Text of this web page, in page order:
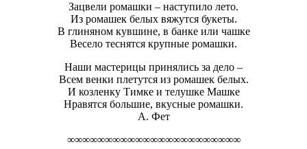
Зацвели ромашки – наступило лето.
Из ромашек белых вяжутся букеты.
В глиняном кувшине, в банке или чашке
Весело теснятся крупные ромашки.
Наши мастерицы принялись за дело –
Всем венки плетутся из ромашек белых.
И козленку Тимке и телушке Машке
Нравятся большие, вкусные ромашки.
А. Фет
∞∞∞∞∞∞∞∞∞∞∞∞∞∞∞∞∞∞∞∞∞∞∞